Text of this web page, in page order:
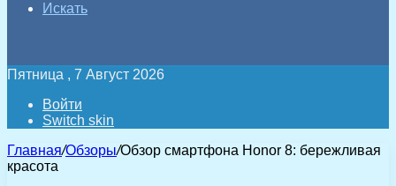
Искать
Пятница , 7 Август 2026
Войти
Switch skin
Главная/Обзоры/Обзор смартфона Honor 8: бережливая
красота